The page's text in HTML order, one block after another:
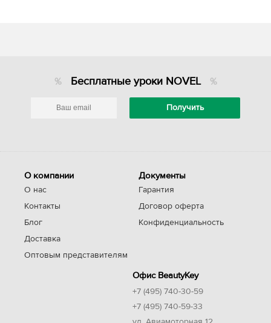
Бесплатные уроки NOVEL
О компании
О нас
Контакты
Блог
Доставка
Оптовым представителям
Документы
Гарантия
Договор оферта
Конфиденциальность
Офис BeautyKey
+7 (495) 740-30-59
+7 (495) 740-59-33